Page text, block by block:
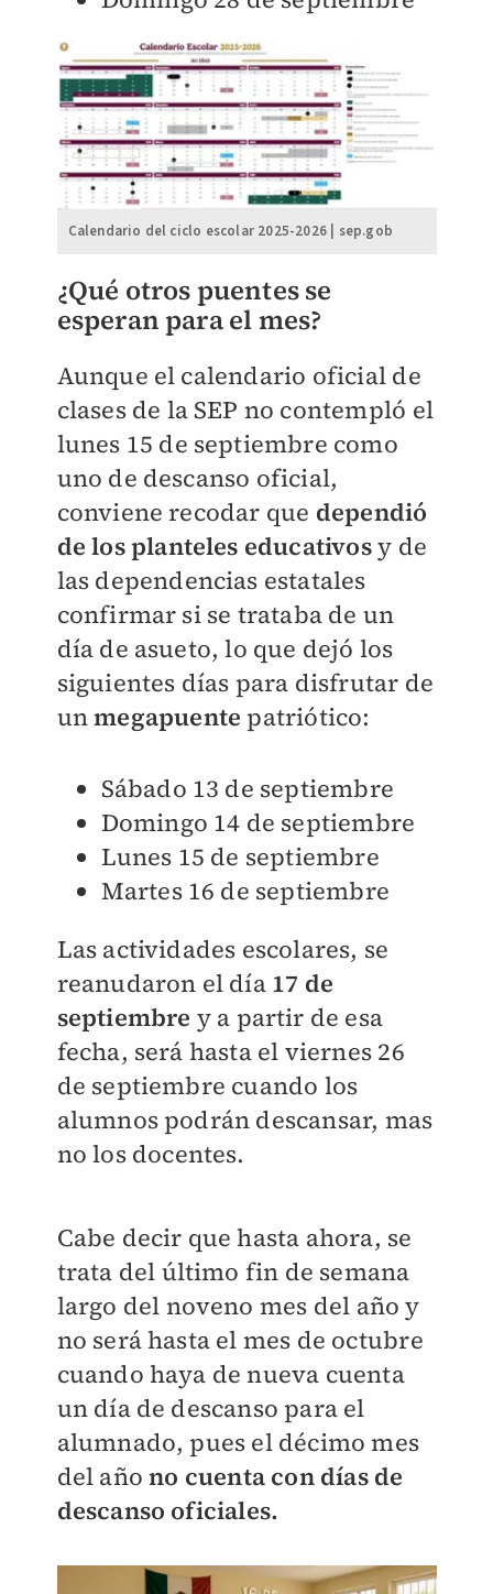
Calendario del ciclo escolar 2025-2026 | sep.gob
¿Qué otros puentes se
esperan para el mes?
Aunque el calendario oficial de
clases de la SEP no contempló el
lunes 15 de septiembre como
uno de descanso oficial,
conviene recodar que dependió
de los planteles educativosy de
las dependencias estatales
confirmar si se trataba de un
día de asueto, lo que dejó los
siguientes días para disfrutar de
unmegapuente patriótico:
Sábado 13 de septiembre
Domingo 14 de septiembre
Lunes 15 de septiembre
Martes 16 de septiembre
Las actividades escolares, se
reanudaron el día17 de
septiembre y a partir de esa
fecha, será hasta el viernes 26
de septiembre cuando los
alumnos podrán descansar, mas
no los docentes.
Cabe decir que hasta ahora, se
trata del último fin de semana
largo del noveno mes del año y
no será hasta el mes de octubre
cuando haya de nueva cuenta
un día de descanso para el
alumnado, pues el décimo mes
del año no cuenta con días de
descanso oficiales.